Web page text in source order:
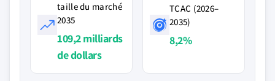
taille du marché
2035
109,2 milliards
de dollars
TCAC (2026–
2035)
8,2%